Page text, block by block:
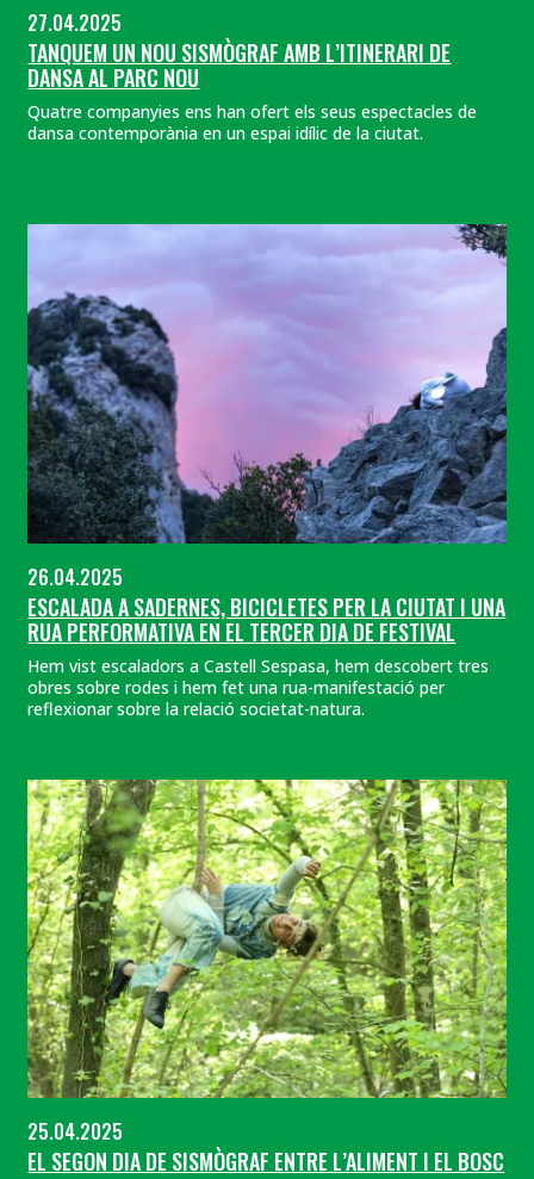
27.04.2025
TANQUEM UN NOU SISMÒGRAF AMB L’ITINERARI DE
DANSA AL PARC NOU
Quatre companyies ens han ofert els seus espectacles de
dansa contemporània en un espai idílic de la ciutat.
26.04.2025
ESCALADA A SADERNES, BICICLETES PER LA CIUTAT I UNA
RUA PERFORMATIVA EN EL TERCER DIA DE FESTIVAL
Hem vist escaladors a Castell Sespasa, hem descobert tres
obres sobre rodes i hem fet una rua-manifestació per
reflexionar sobre la relació societat-natura.
25.04.2025
EL SEGON DIA DE SISMÒGRAF ENTRE L’ALIMENT I EL BOSC